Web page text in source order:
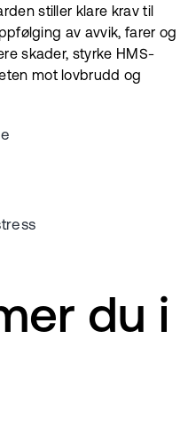
stiller klare krav til
av avvik, farer og
skader, styrke HMS-
mot lovbrudd og
du i